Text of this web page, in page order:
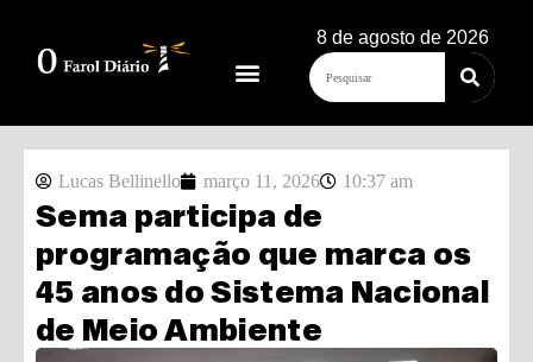
8 de agosto de 2026
Lucas Bellinello março 11, 2026 10:37 am
Sema participa de
programação que marca os
45 anos do Sistema Nacional
de Meio Ambiente